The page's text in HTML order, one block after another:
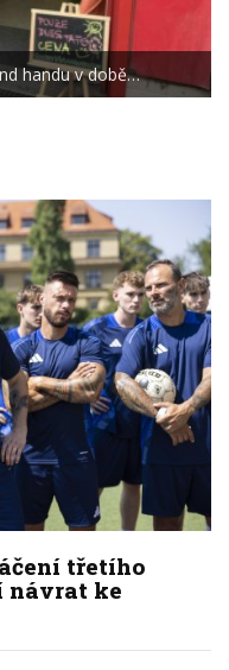
handu v době…
třetího
návrat ke